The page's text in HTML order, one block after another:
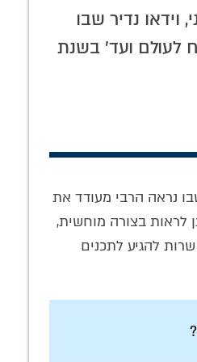
נדיר שבו
לעולם ועד' בשנת
נראה הרבי מעודד את
לראות בצורה מוחשית,
להגיע לתכנים
האמיתי • טור
הפצת
הטעם והגעשמאק